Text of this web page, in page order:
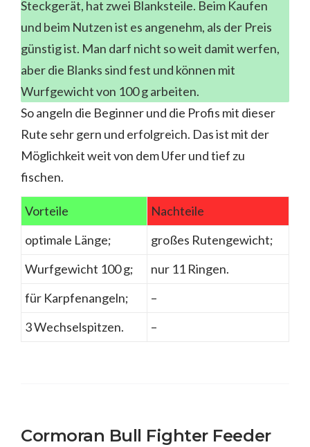
Steckgerät, hat zwei Blanksteile. Beim Kaufen
und beim Nutzen ist es angenehm, als der Preis
günstig ist. Man darf nicht so weit damit werfen,
aber die Blanks sind fest und können mit
Wurfgewicht von 100 g arbeiten.
So angeln die Beginner und die Profis mit dieser
Rute sehr gern und erfolgreich. Das ist mit der
Möglichkeit weit von dem Ufer und tief zu
fischen.
Vorteile
Nachteile
optimale Länge;
großes Rutengewicht;
Wurfgewicht 100 g;
nur 11 Ringen.
für Karpfenangeln;
–
3 Wechselspitzen.
–
Cormoran Bull Fighter Feeder